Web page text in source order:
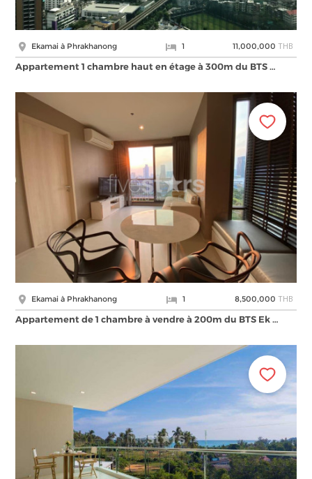
Ekamai à Phrakhanong 1 11,000,000 THB
Appartement 1 chambre haut en étage à 300m du BTS …
Ekamai à Phrakhanong 1 8,500,000 THB
Appartement de 1 chambre à vendre à 200m du BTS Ek …